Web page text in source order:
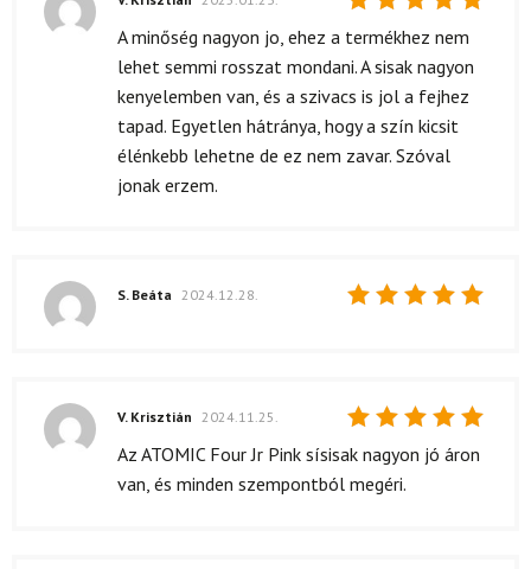
Értékelés:
A minőség nagyon jo, ehez a termékhez nem
lehet semmi rosszat mondani. A sisak nagyon
kenyelemben van, és a szivacs is jol a fejhez
tapad. Egyetlen hátránya, hogy a szín kicsit
élénkebb lehetne de ez nem zavar. Szóval
jonak erzem.
S. Beáta 2024.12.28.
Értékelés:
/ 5
V. Krisztián 2024.11.25.
Az ATOMIC Four Jr Pink sísisak nagyon jó áron
van, és minden szempontból megéri.